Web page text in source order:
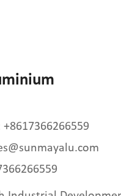
+8617366266559